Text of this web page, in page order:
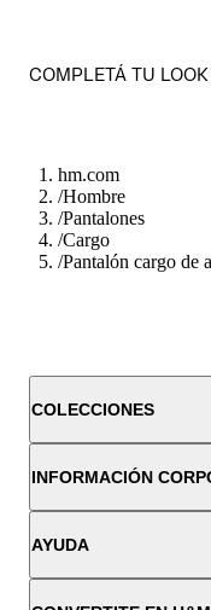
COMPLETÁ TU LOOK
hm.com
/Hombre
/Pantalones
/Cargo
/Pantalón cargo de
COLECCIONES
INFORMACIÓN
AYUDA